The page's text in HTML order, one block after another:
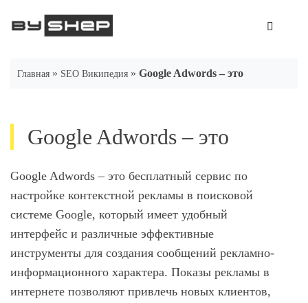
Главная » SEO Википедия » Google Adwords – это
Google Adwords – это
Google Adwords – это бесплатный сервис по
настройке контекстной рекламы в поисковой
системе Google, который имеет удобный
интерфейс и различные эффективные
инструменты для создания сообщений рекламно-
информационного характера. Показы рекламы в
интернете позволяют привлечь новых клиентов,